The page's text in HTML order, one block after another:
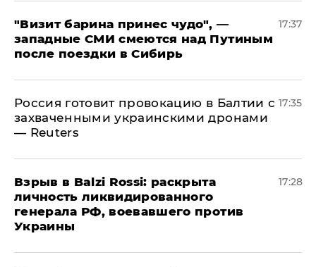
"Визит барина принес чудо", —
западные СМИ смеются над Путиным
после поездки в Сибирь
17:37
​Россия готовит провокацию в Балтии с
захваченными украинскими дронами
— Reuters
17:35
​Взрыв в Balzi Rossi: раскрыта
личность ликвидированного
генерала РФ, воевавшего против
Украины
17:28